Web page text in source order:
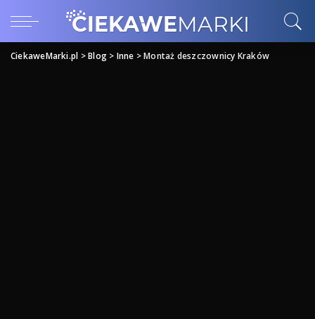
CiekaweMarki.pl >Blog> Inne >Montaż deszczownicy Kraków